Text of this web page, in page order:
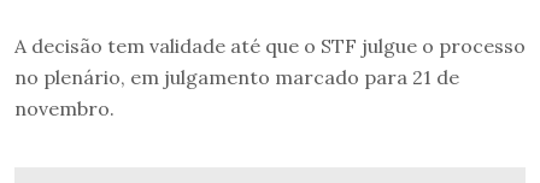
A decisão tem validade até que o STF julgue o processo
no plenário, em julgamento marcado para 21 de
novembro.